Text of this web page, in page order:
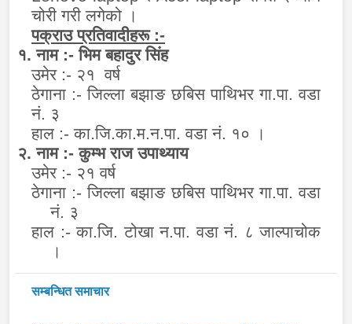
चोरी गरी लगेको ।
पक्राउ प्रतिवादीहरू :-
१. नाम :- भिम बहादुर सिंह
उमेर :- २१ वर्ष
ठेगाना :- जिल्ला बझाङ छबिस पाथिभर गा.पा. वडा
नं. ३
हाल :- का.जि.का.म.न.पा. वडा नं. १० ।
२. नाम :- कुम्भ राज उपाथ्याय
उमेर :- २१ वर्ष
ठेगाना :- जिल्ला बझाङ छबिस पाथिभर गा.पा. वडा
नं. ३
हाल :- का.जि. टोखा न.पा. वडा नं. ८ जाल्पाचोक
।
सम्बन्धित समाचार